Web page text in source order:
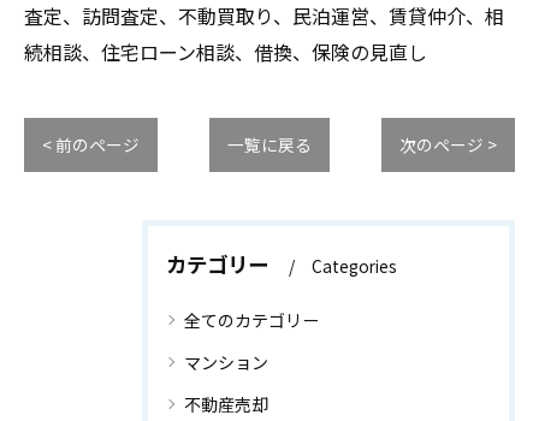
査定、訪問査定、不動買取り、民泊運営、賃貸仲介、相
続相談、住宅ローン相談、借換、保険の見直し
< 前のページ 一覧に戻る 次のページ >
カテゴリー Categories
全てのカテゴリー
マンション
不動産売却